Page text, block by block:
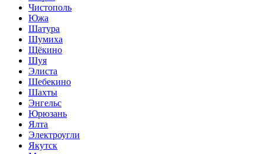
Чистополь
Южа
Шатура
Шумиха
Щёкино
Шуя
Элиста
Шебекино
Шахты
Энгельс
Юрюзань
Ялта
Электроугли
Якутск